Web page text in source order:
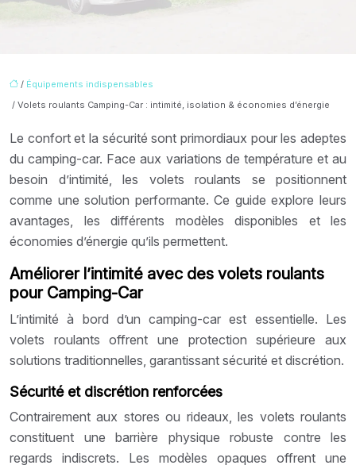
/ Équipements indispensables
/ Volets roulants Camping-Car : intimité, isolation & économies d’énergie
Le confort et la sécurité sont primordiaux pour les adeptes
du camping-car. Face aux variations de température et au
besoin d’intimité, les volets roulants se positionnent
comme une solution performante. Ce guide explore leurs
avantages, les différents modèles disponibles et les
économies d’énergie qu’ils permettent.
Améliorer l’intimité avec des volets roulants
pour Camping-Car
L’intimité à bord d’un camping-car est essentielle. Les
volets roulants offrent une protection supérieure aux
solutions traditionnelles, garantissant sécurité et discrétion.
Sécurité et discrétion renforcées
Contrairement aux stores ou rideaux, les volets roulants
constituent une barrière physique robuste contre les
regards indiscrets. Les modèles opaques offrent une